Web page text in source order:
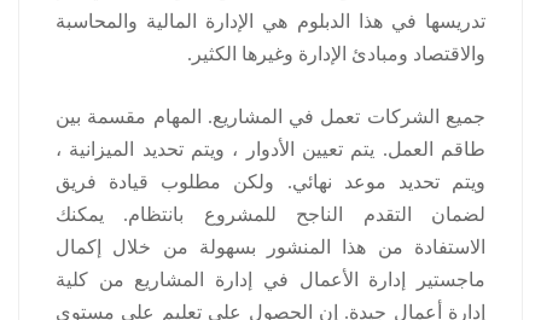
تدريسها في هذا الدبلوم هي الإدارة المالية والمحاسبة
والاقتصاد ومبادئ الإدارة وغيرها الكثير.
جميع الشركات تعمل في المشاريع.
المهام مقسمة بين
طاقم العمل. يتم تعيين الأدوار ، ويتم تحديد الميزانية ،
ويتم تحديد موعد نهائي. ولكن مطلوب قيادة فريق
لضمان التقدم الناجح للمشروع بانتظام. يمكنك
الاستفادة من هذا المنشور بسهولة من خلال إكمال
ماجستير إدارة الأعمال في إدارة المشاريع من كلية
إدارة أعمال جيدة.
إن الحصول على تعليم على مستوى